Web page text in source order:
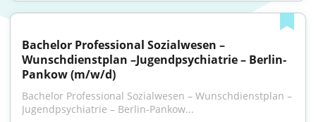
Bachelor Professional Sozialwesen –
Wunschdienstplan –Jugendpsychiatrie – Berlin-
Pankow (m/w/d)
Bachelor Professional Sozialwesen – Wunschdienstplan –
Jugendpsychiatrie – Berlin-Pankow...